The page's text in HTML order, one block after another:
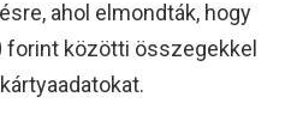
ahol elmondták, hogy
forint közötti összegekkel